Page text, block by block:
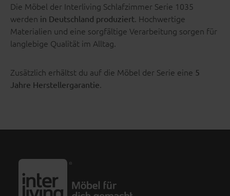
Die Möbel der Interliving Schlafzimmer Serie 1035
werden in Deutschland produziert. Hochwertige
Materialien und eine sorgfältige Verarbeitung sorgen für
langlebige Qualität im Alltag.
Zusätzlich erhältst du auf die Möbel der Serie eine 5
Jahre Herstellergarantie.